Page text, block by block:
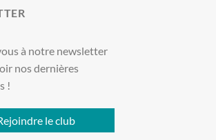
à notre newsletter
nos dernières
!
le club